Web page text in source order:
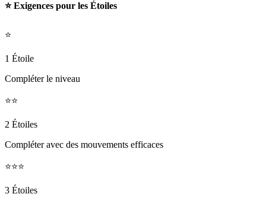
⭐ Exigences pour les Étoiles
⭐
1 Étoile
Compléter le niveau
⭐⭐
2 Étoiles
Compléter avec des mouvements efficaces
⭐⭐⭐
3 Étoiles